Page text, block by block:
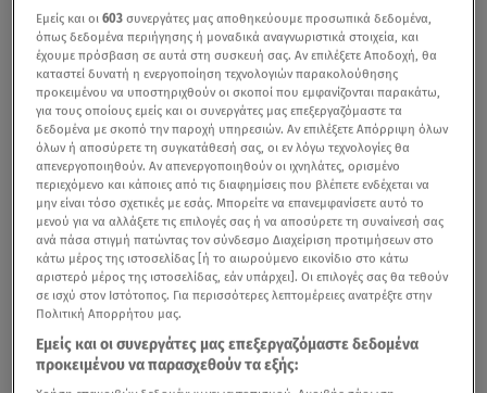
Εμείς και οι603 συνεργάτες μας αποθηκεύουμε προσωπικά δεδομένα,
όπως δεδομένα περιήγησης ή μοναδικά αναγνωριστικά στοιχεία, και
έχουμε πρόσβαση σε αυτά στη συσκευή σας. Αν επιλέξετε Αποδοχή, θα
καταστεί δυνατή η ενεργοποίηση τεχνολογιών παρακολούθησης
προκειμένου να υποστηριχθούν οι σκοποί που εμφανίζονται παρακάτω,
για τους οποίους εμείς και οι συνεργάτες μας επεξεργαζόμαστε τα
δεδομένα με σκοπό την παροχή υπηρεσιών. Αν επιλέξετε Απόρριψη όλων
όλων ή αποσύρετε τη συγκατάθεσή σας, οι εν λόγω τεχνολογίες θα
απενεργοποιηθούν. Αν απενεργοποιηθούν οι ιχνηλάτες, ορισμένο
περιεχόμενο και κάποιες από τις διαφημίσεις που βλέπετε ενδέχεται να
μην είναι τόσο σχετικές με εσάς. Μπορείτε να επανεμφανίσετε αυτό το
μενού για να αλλάξετε τις επιλογές σας ή να αποσύρετε τη συναίνεσή σας
ανά πάσα στιγμή πατώντας τον σύνδεσμο Διαχείριση προτιμήσεων στο
κάτω μέρος της ιστοσελίδας [ή το αιωρούμενο εικονίδιο στο κάτω
αριστερό μέρος της ιστοσελίδας, εάν υπάρχει]. Οι επιλογές σας θα τεθούν
σε ισχύ στον Ιστότοπος. Για περισσότερες λεπτομέρειες ανατρέξτε στην
Πολιτική Απορρήτου μας.
Εμείς και οι συνεργάτες μας επεξεργαζόμαστε δεδομένα
προκειμένου να παρασχεθούν τα εξής: